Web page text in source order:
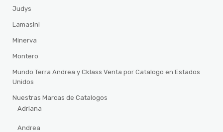
Judys
Lamasini
Minerva
Montero
Mundo Terra Andrea y Cklass Venta por Catalogo en Estados
Unidos
Nuestras Marcas de Catalogos
Adriana
Andrea